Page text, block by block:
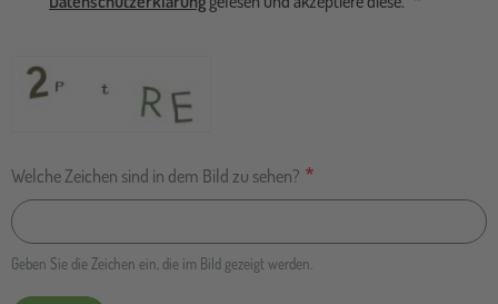
Welche Zeichen sind in dem Bild zu sehen?
Geben Sie die Zeichen ein, die im Bild gezeigt werden.